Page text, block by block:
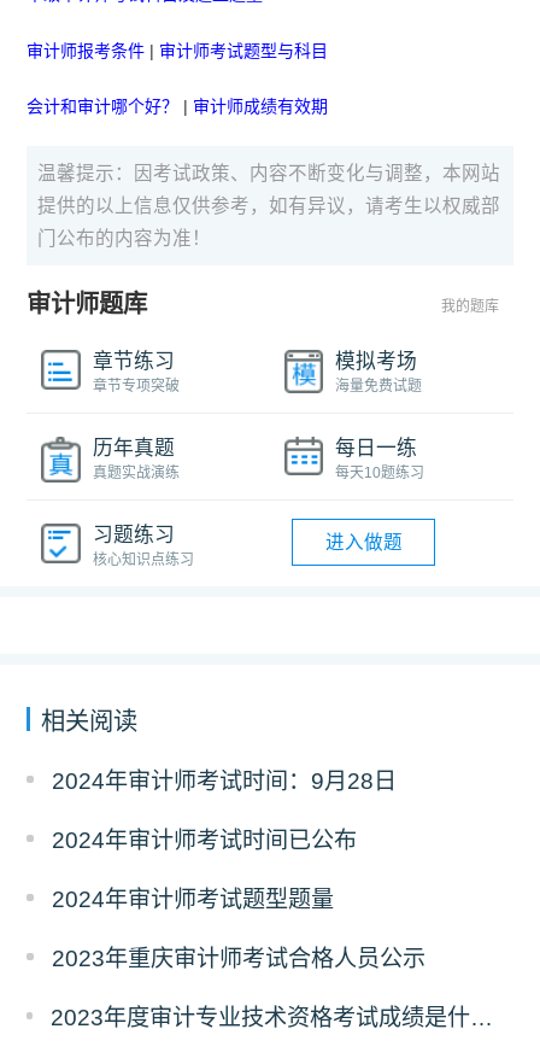
审计师报考条件 | 审计师考试题型与科目
会计和审计哪个好？ | 审计师成绩有效期
温馨提示：因考试政策、内容不断变化与调整，本网站
提供的以上信息仅供参考，如有异议，请考生以权威部
门公布的内容为准！
审计师题库 我的题库
章节练习
章节专项突破
模拟考场
海量免费试题
历年真题
真题实战演练
每日一练
每天10题练习
习题练习
核心知识点练习
进入做题
相关阅读
2024年审计师考试时间：9月28日
2024年审计师考试时间已公布
2024年审计师考试题型题量
2023年重庆审计师考试合格人员公示
2023年度审计专业技术资格考试成绩是什么时候公布的？